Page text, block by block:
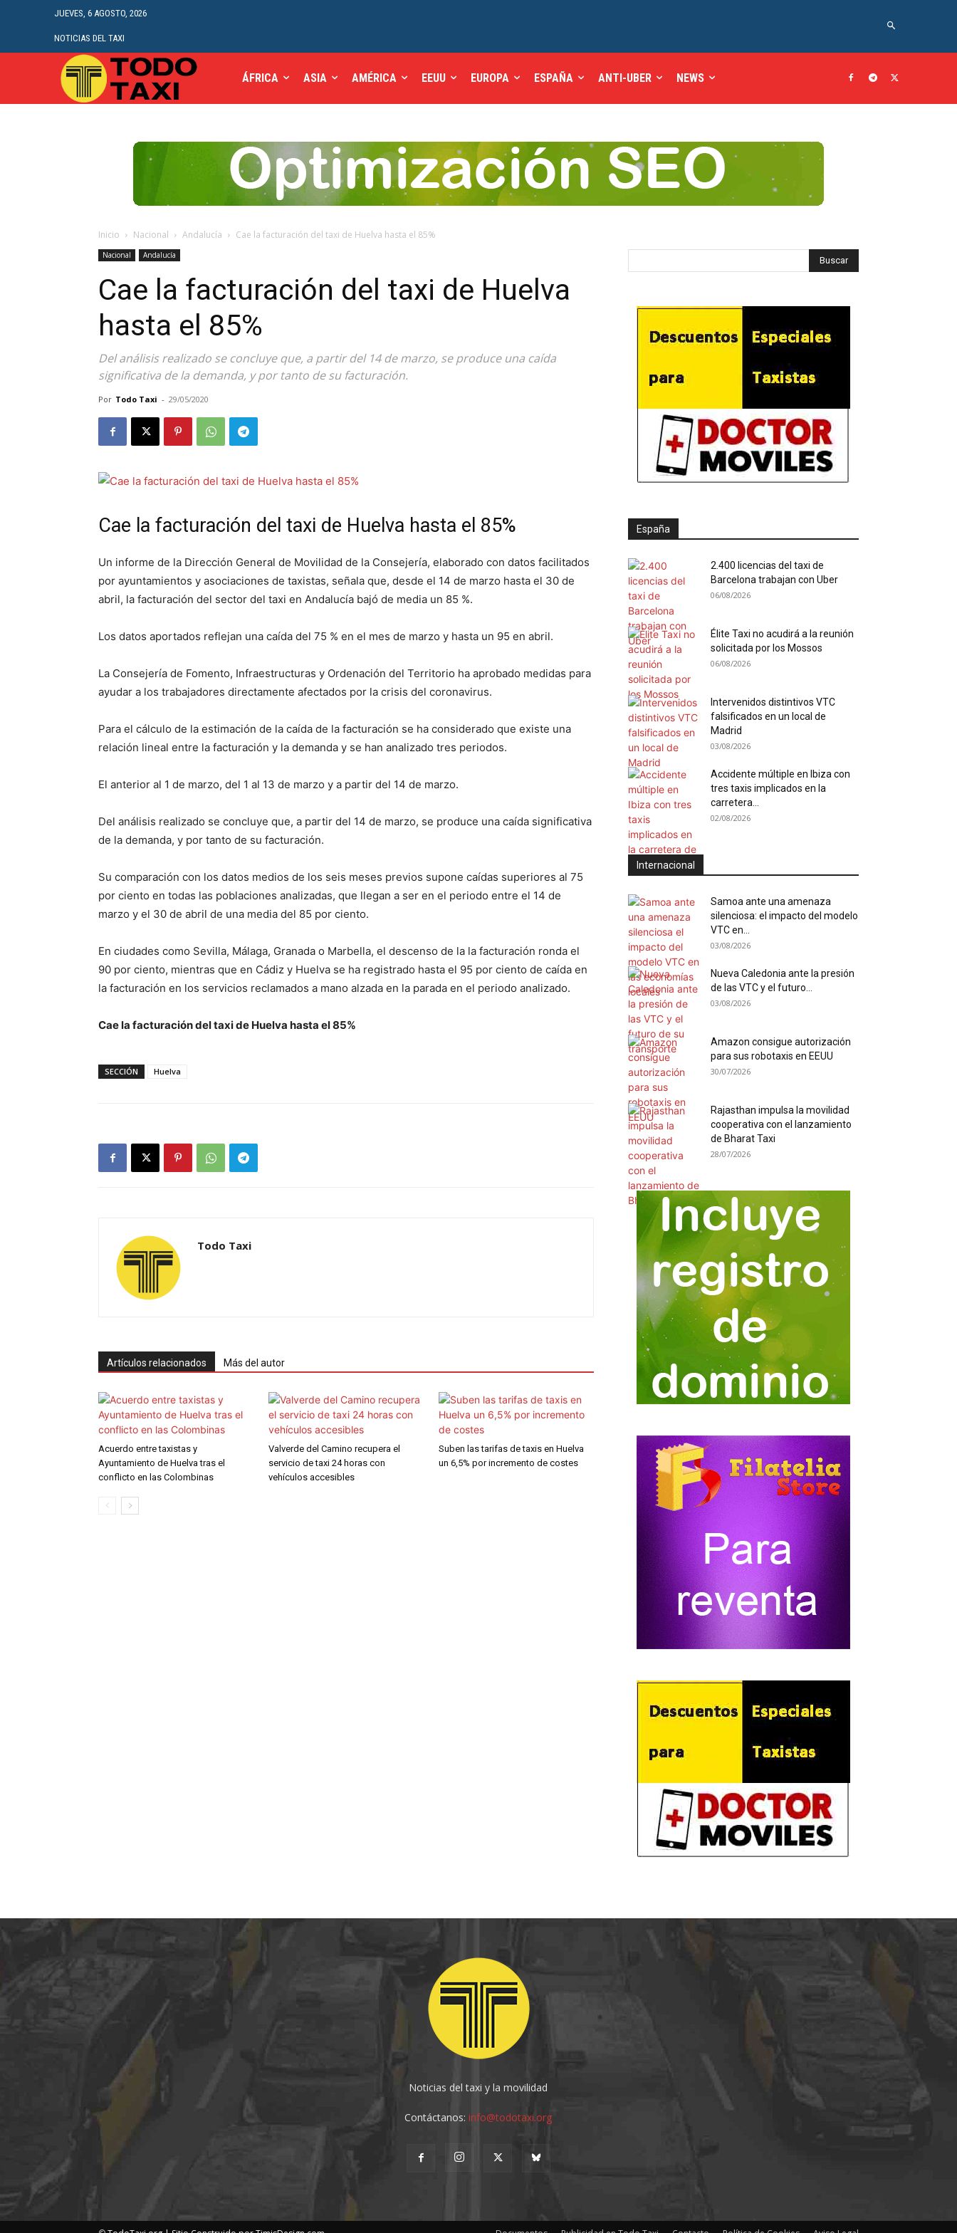
JUEVES, 6 AGOSTO, 2026
NOTICIAS DEL TAXI
ÁFRICA ASIA AMÉRICA EEUU EUROPA ESPAÑA ANTI-UBER NEWS
Inicio Nacional Andalucía Cae la facturación del taxi de Huelva hasta el 85%
Nacional Andalucía
Cae la facturación del taxi de Huelva
hasta el 85%
Del análisis realizado se concluye que, a partir del 14 de marzo, se produce una caída
significativa de la demanda, y por tanto de su facturación.
Por Todo Taxi - 29/05/2020
Cae la facturación del taxi de Huelva hasta el 85%
Un informe de la Dirección General de Movilidad de la Consejería, elaborado con datos facilitados
por ayuntamientos y asociaciones de taxistas, señala que, desde el 14 de marzo hasta el 30 de
abril, la facturación del sector del taxi en Andalucía bajó de media un 85 %.
Los datos aportados reflejan una caída del 75 % en el mes de marzo y hasta un 95 en abril.
La Consejería de Fomento, Infraestructuras y Ordenación del Territorio ha aprobado medidas para
ayudar a los trabajadores directamente afectados por la crisis del coronavirus.
Para el cálculo de la estimación de la caída de la facturación se ha considerado que existe una
relación lineal entre la facturación y la demanda y se han analizado tres periodos.
El anterior al 1 de marzo, del 1 al 13 de marzo y a partir del 14 de marzo.
Del análisis realizado se concluye que, a partir del 14 de marzo, se produce una caída significativa
de la demanda, y por tanto de su facturación.
Su comparación con los datos medios de los seis meses previos supone caídas superiores al 75
por ciento en todas las poblaciones analizadas, que llegan a ser en el periodo entre el 14 de
marzo y el 30 de abril de una media del 85 por ciento.
En ciudades como Sevilla, Málaga, Granada o Marbella, el descenso de la la facturación ronda el
90 por ciento, mientras que en Cádiz y Huelva se ha registrado hasta el 95 por ciento de caída en
la facturación en los servicios reclamados a mano alzada en la parada en el periodo analizado.
Cae la facturación del taxi de Huelva hasta el 85%
SECCIÓN Huelva
Todo Taxi
Artículos relacionados Más del autor
Acuerdo entre taxistas y
Ayuntamiento de Huelva tras el
conflicto en las Colombinas
Valverde del Camino recupera el
servicio de taxi 24 horas con
vehículos accesibles
Suben las tarifas de taxis en Huelva
un 6,5% por incremento de costes
España
2.400 licencias del taxi de
Barcelona trabajan con Uber
06/08/2026
Élite Taxi no acudirá a la reunión
solicitada por los Mossos
06/08/2026
Intervenidos distintivos VTC
falsificados en un local de
Madrid
03/08/2026
Accidente múltiple en Ibiza con
tres taxis implicados en la
carretera...
02/08/2026
Internacional
Samoa ante una amenaza
silenciosa: el impacto del modelo
VTC en...
03/08/2026
Nueva Caledonia ante la presión
de las VTC y el futuro...
03/08/2026
Amazon consigue autorización
para sus robotaxis en EEUU
30/07/2026
Rajasthan impulsa la movilidad
cooperativa con el lanzamiento
de Bharat Taxi
28/07/2026
Noticias del taxi y la movilidad
Contáctanos:info@todotaxi.org